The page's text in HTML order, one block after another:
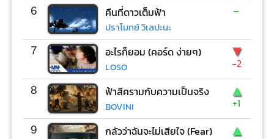
6 คืนที่ดาวเต็มฟ้า
ปราโมทย์ วิเลปะนะ
-
7 อะไรก็ยอม (คอร์ด ง่ายๆ)
LOSO
▼
-2
8 ฟ้าสีครามกับความเป็นจริง
BOVINI
▲
+1
9 กลัวว่าฉันจะไม่เสียใจ (Fear) ▲